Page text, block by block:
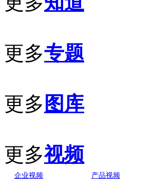
更多专题
更多 图库
更多视频
企业视频 产品视频